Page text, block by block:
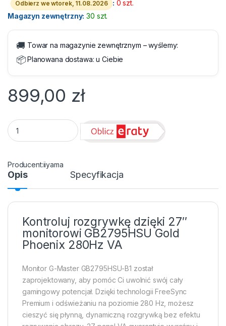
Odbierz we wtorek, 11.08.2026 : 0 szt.
Magazyn zewnętrzny: 30 szt.
🚚 Towar na magazynie zewnętrznym – wyślemy:
📦Planowana dostawa:u Ciebie
899,00 zł
Monitor 27" iiyama G-MASTER gaming series GB2795HSU-
iiyama
Opis Specyfikacja
Kontroluj rozgrywkę dzięki 27″
monitorowi GB2795HSU Gold
Phoenix 280Hz VA
Monitor G-Master GB2795HSU-B1 został
zaprojektowany, aby pomóc Ci uwolnić swój cały
gamingowy potencjał. Dzięki technologii FreeSync
Premium i odświeżaniu na poziomie 280 Hz, możesz
cieszyć się płynną, dynamiczną rozgrywką bez efektu